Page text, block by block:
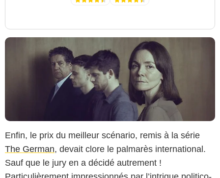
Enfin, le prix du meilleur scénario, remis à la série
The German, devait clore le palmarès international.
Sauf que le jury en a décidé autrement !